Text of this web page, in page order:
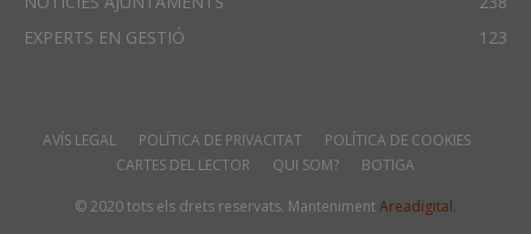
EXPERTS EN GESTIÓ
123
AVÍS LEGAL POLÍTICA DE PRIVACITAT
POLÍTICA DE COOKIES
CARTES DEL LECTOR
QUI SOM? BOTIGA
© 2020 tots els drets reservats. MantenimentAreadigital.